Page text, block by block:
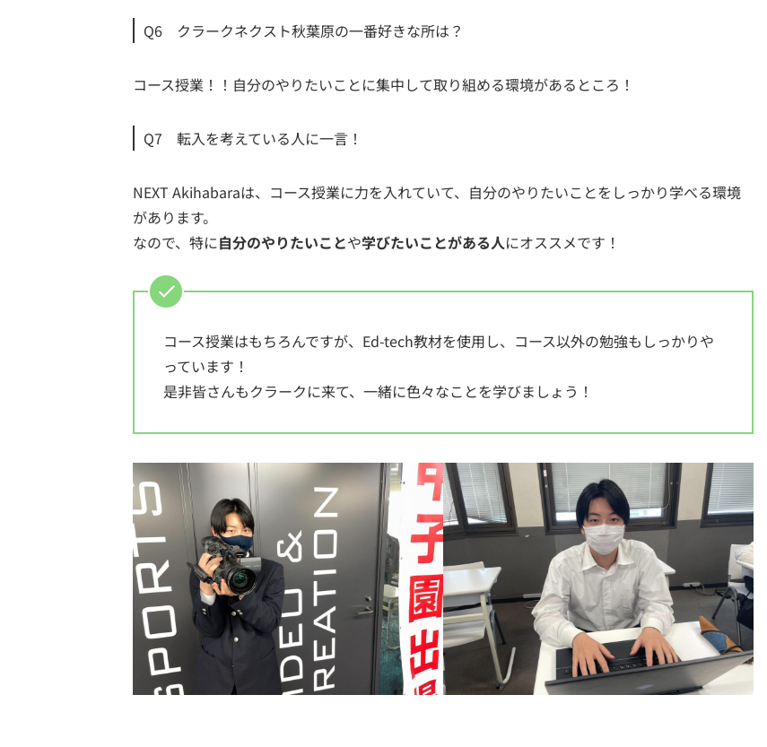
Q6 クラークネクスト秋葉原の一番好きな所は？
コース授業！！自分のやりたいことに集中して取り組める環境があるところ！
Q7 転入を考えている人に一言！
NEXT Akihabaraは、コース授業に力を入れていて、自分のやりたいことをしっかり学べる環境
があります。
なので、特に自分のやりたいことや学びたいことがある人にオススメです！
コース授業はもちろんですが、Ed-tech教材を使用し、コース以外の勉強もしっかりや
っています！
是非皆さんもクラークに来て、一緒に色々なことを学びましょう！